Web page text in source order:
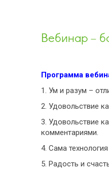
Вебинар –
Программа
1. Ум и разум –
2. Удовольствие
3. Удовольствие
комментариями.
4. Сама
5. Радость и